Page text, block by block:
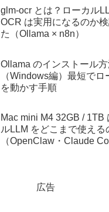
glm-ocr とは？ローカル
OCR は実用になるのか
た（Ollama × n8n）
Ollama のインストール
（Windows編）最短でロ
を動かす手順
Mac mini M4 32GB / 1TB
ルLLM をどこまで使える
（OpenClaw・Claude
広告